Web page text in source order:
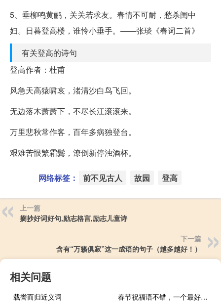
5、垂柳鸣黄鹂，关关若求友。春情不可耐，愁杀闺中
妇。日暮登高楼，谁怜小垂手。——张琰《春词二首》
有关登高的诗句
登高作者：杜甫
风急天高猿啸哀，渚清沙白鸟飞回。
无边落木萧萧下，不尽长江滚滚来。
万里悲秋常作客，百年多病独登台。
艰难苦恨繁霜鬓，潦倒新停浊酒杯。
网络标签： 前不见古人 故园 登高
上一篇
摘抄好词好句,励志格言,励志儿童诗
下一篇
含有“万籁俱寂”这一成语的句子（越多越好！）
相关问题
载誉而归近义词
春节祝福语不错，一个最好微信发。